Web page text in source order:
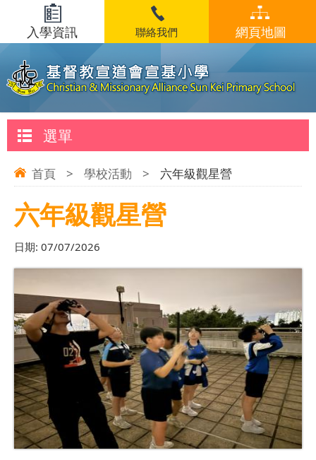
入學資訊 聯絡我們 網頁地圖
選單
首頁 > 學校活動 > 六年級觀星營
六年級觀星營
日期: 07/07/2026